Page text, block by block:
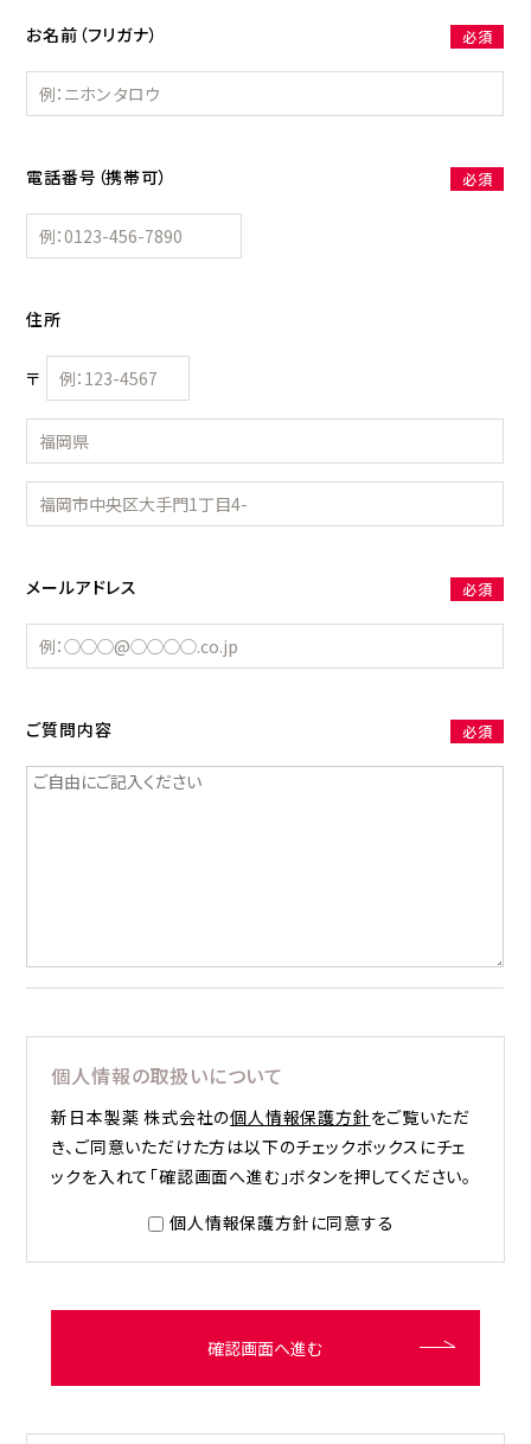
お名前（フリガナ） 必須
電話番号（携帯可） 必須
住所
〒
メールアドレス 必須
ご質問内容 必須
個人情報の取扱いについて
新日本製薬 株式会社の個人情報保護方針をご覧いただ
き、ご同意いただけた方は以下のチェックボックスにチェ
ックを入れて「確認画面へ進む」ボタンを押してください。
個人情報保護方針に同意する
確認画面へ進む